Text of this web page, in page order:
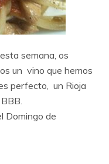
semana, os
un vino que hemos
perfecto, un Rioja
Domingo de